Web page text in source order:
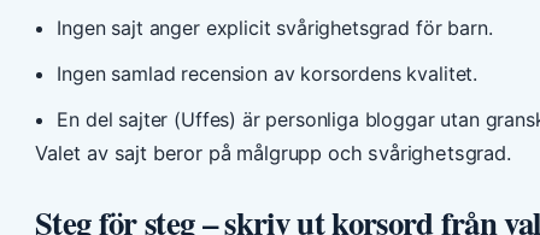
Ingen sajt anger explicit svårighetsgrad för barn.
Ingen samlad recension av korsordens kvalitet.
En del sajter (Uffes) är personliga bloggar utan
Valet av sajt beror på målgrupp och svårighetsgrad.
Steg för steg – skriv ut korsord från